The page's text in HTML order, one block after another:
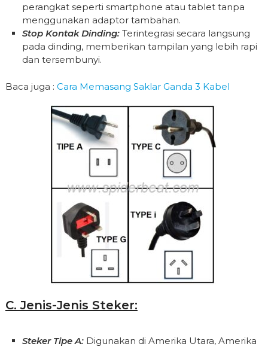
perangkat seperti smartphone atau tablet tanpa
menggunakan adaptor tambahan.
Stop Kontak Dinding: Terintegrasi secara langsung
pada dinding, memberikan tampilan yang lebih rapi
dan tersembunyi.
Baca juga : Cara Memasang Saklar Ganda 3 Kabel
C. Jenis-Jenis Steker:
Steker Tipe A: Digunakan di Amerika Utara, Amerika